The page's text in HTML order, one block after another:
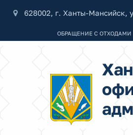
628002, г. Ханты-Мансийск,
ОБРАЩЕНИЕ С ОТХОДАМИ